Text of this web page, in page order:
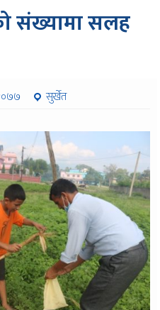
संख्यामा सलह
सुर्खेत